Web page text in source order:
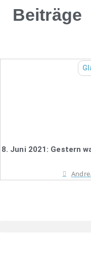
Beiträge
8. Juni 2021: Gestern